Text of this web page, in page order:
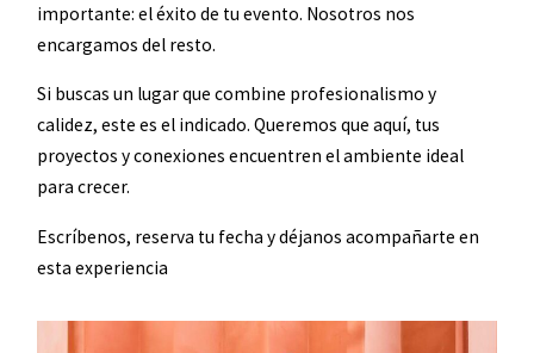
importante: el éxito de tu evento. Nosotros nos
encargamos del resto.
Si buscas un lugar que combine profesionalismo y
calidez, este es el indicado. Queremos que aquí, tus
proyectos y conexiones encuentren el ambiente ideal
para crecer.
Escríbenos, reserva tu fecha y déjanos acompañarte en
esta experiencia